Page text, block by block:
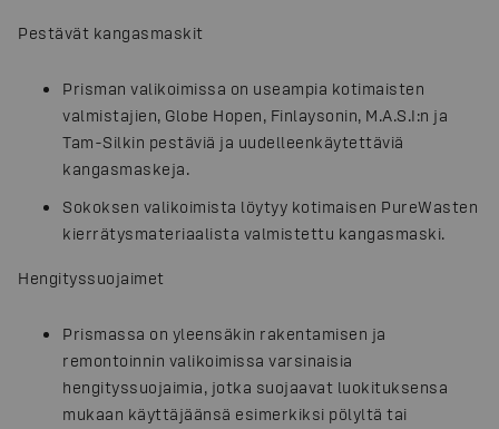
Pestävät kangasmaskit
Prisman valikoimissa on useampia kotimaisten
valmistajien, Globe Hopen, Finlaysonin, M.A.S.I:n ja
Tam-Silkin pestäviä ja uudelleenkäytettäviä
kangasmaskeja.
Sokoksen valikoimista löytyy kotimaisen PureWasten
kierrätysmateriaalista valmistettu kangasmaski.
Hengityssuojaimet
Prismassa on yleensäkin rakentamisen ja
remontoinnin valikoimissa varsinaisia
hengityssuojaimia, jotka suojaavat luokituksensa
mukaan käyttäjäänsä esimerkiksi pölyltä tai